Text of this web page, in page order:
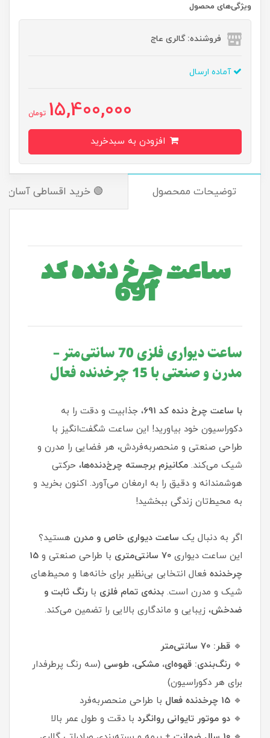
ویژگی‌های محصول
فروشنده: گالری عاج
آماده ارسال
15,400,000 تومان
توضیحات ممحصول 🟢 خرید اقساطی آسان
ساعت چرخ دنده کد
691
ساعت دیواری فلزی 70 سانتی‌متر –
مدرن و صنعتی با 15 چرخدنده فعال
با ساعت چرخ دنده کد 691
، جذابیت و دقت را به
دکوراسیون خود بیاورید! این ساعت شگفت‌انگیز با
طراحی صنعتی و منحصر‌به‌فردش، هر فضایی را مدرن و
شیک می‌کند. مکانیزم برجسته چرخ‌دنده‌ها، حرکتی
هوشمندانه و دقیق را به ارمغان می‌آورد. اکنون بخرید و
به محیط‌تان زندگی ببخشید!
اگر به دنبال یک ساعت دیواری خاص و مدرن هستید؟
این ساعت دیواری 70 سانتی‌متری با طراحی صنعتی و 15
چرخدنده فعال انتخابی بی‌نظیر برای خانه‌ها و محیط‌های
شیک و مدرن است. بدنه‌ی تمام فلزی با رنگ ثابت و
ضدخش، زیبایی و ماندگاری بالایی را تضمین می‌کند.
🔹 قطر: 70 سانتی‌متر
🔹 رنگ‌بندی: قهوه‌ای، مشکی، طوسی (سه رنگ پرطرفدار
برای هر دکوراسیون)
🔹 15 چرخدنده فعال
با طراحی منحصربه‌فرد
🔹 دو موتور تایوانی روانگرد با دقت و طول عمر بالا